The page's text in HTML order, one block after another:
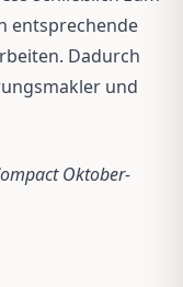
entsprechende
Dadurch
und
Oktober-